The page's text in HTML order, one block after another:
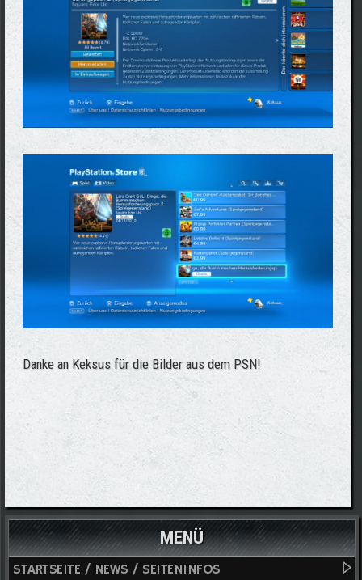
Danke an Keksus für die Bilder aus dem PSN!
MENÜ
STARTSEITE / NEWS / SEITENINFOS